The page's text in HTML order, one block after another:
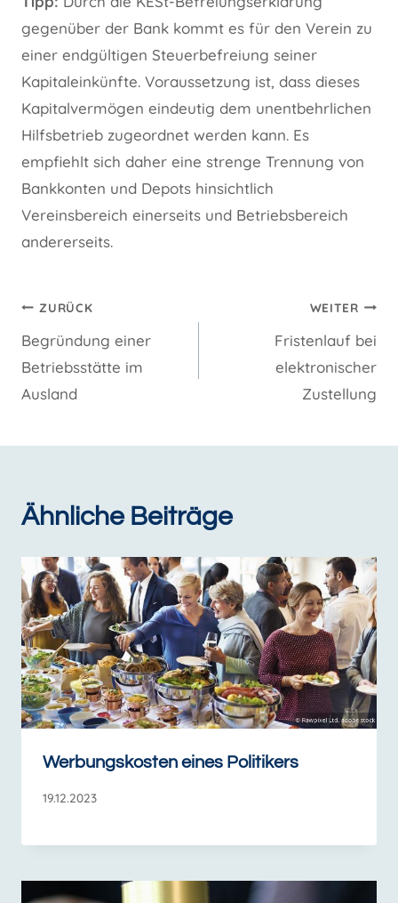
gegenüber der Bank kommt es für den Verein zu
einer endgültigen Steuerbefreiung seiner
Kapitaleinkünfte. Voraussetzung ist, dass dieses
Kapitalvermögen eindeutig dem unentbehrlichen
Hilfsbetrieb zugeordnet werden kann. Es
empfiehlt sich daher eine strenge Trennung von
Bankkonten und Depots hinsichtlich
Vereinsbereich einerseits und Betriebsbereich
andererseits.
Beitragsnavigation
ZURÜCK
Begründung einer
Betriebsstätte im
Ausland
WEITER
Fristenlauf bei
elektronischer
Zustellung
Ähnliche Beiträge
Werbungskosten eines Politikers
19.12.2023